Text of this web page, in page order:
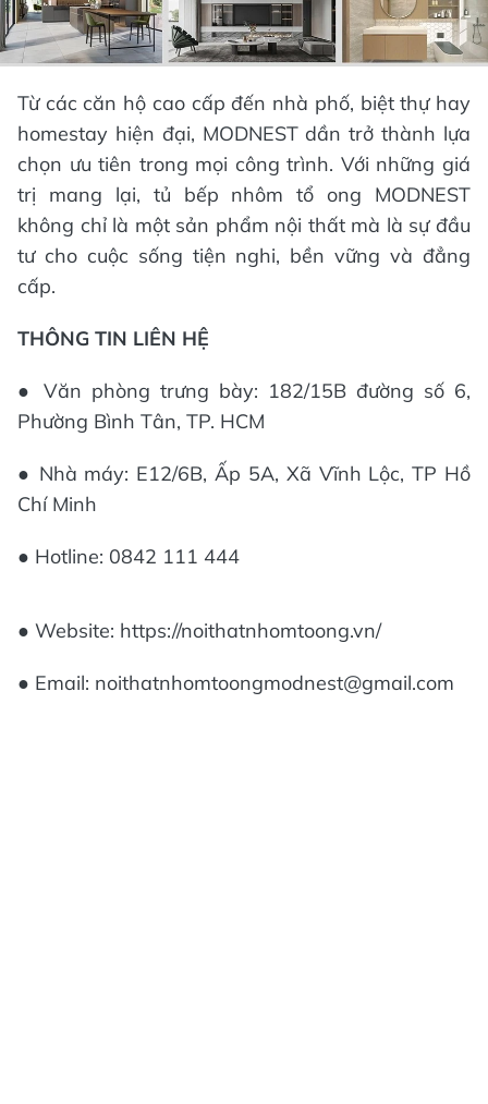
Từ các căn hộ cao cấp đến nhà phố, biệt thự hay
homestay hiện đại, MODNEST dần trở thành lựa
chọn ưu tiên trong mọi công trình. Với những giá
trị mang lại, tủ bếp nhôm tổ ong MODNEST
không chỉ là một sản phẩm nội thất mà là sự đầu
tư cho cuộc sống tiện nghi, bền vững và đẳng
cấp.
THÔNG TIN LIÊN HỆ
● Văn phòng trưng bày: 182/15B đường số 6,
Phường Bình Tân, TP. HCM
● Nhà máy: E12/6B, Ấp 5A, Xã Vĩnh Lộc, TP Hồ
Chí Minh
● Hotline: 0842 111 444
● Website: https://noithatnhomtoong.vn/
● Email: noithatnhomtoongmodnest@gmail.com